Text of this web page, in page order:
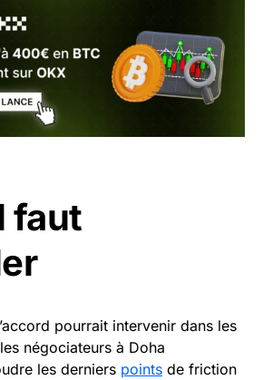
faut
pourrait intervenir dans les
négociateurs à Doha
les derniers points de friction